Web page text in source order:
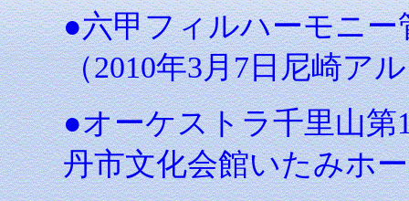
●六甲フィルハーモニ
（2010年3月7日尼崎ア
●オーケストラ千里山第
丹市文化会館いたみホ